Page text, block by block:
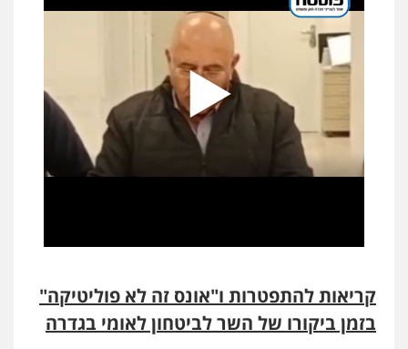
קריאות להתפטרות ו"אונס זה לא פוליטיקה"
בזמן ביקורו של השר לביטחון לאומי בגדרה